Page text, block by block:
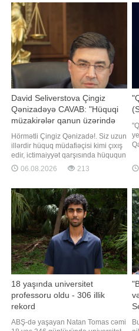
David Seliverstova Çingiz
Qənizadəyə CAVAB: "Hüquqi
müzakirələr qanun üzərində
qurulmalıdır"
Hörmətli Çingiz Qənizadə!. Siz uzun
illərdir hüquq müdafiəçisi kimi çıxış
edir, ictimaiyyət qarşısında hüququn
aliliyini, qanunçuluğu və
Konstitusiyanın prinsiplərini
Məhz buna görə də cəmiyyət sizdən
hər bir məsələyə hüquqi meyarlarla
yanaşmağı gözləyir. Azərbayca
06.08.2026 213
18 yaşında universitet
professoru oldu - 306 illik
rekord
ABŞ-də yaşayan Natan Tomas cəmi